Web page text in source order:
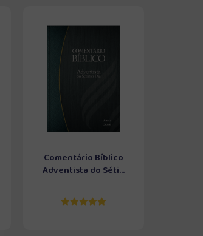
Comentário Bíblico
Adventista do Séti...